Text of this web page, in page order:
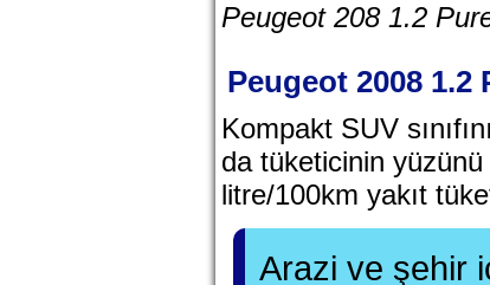
Peugeot 208 1.2
Peugeot 2008 1.2
Kompakt SUV
da tüketicinin
litre/100km yakıt
Arazi ve şehir